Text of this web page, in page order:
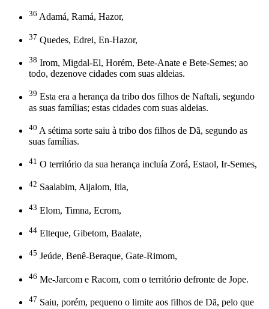
36 Adamá, Ramá, Hazor,
37 Quedes, Edrei, En-Hazor,
38 Irom, Migdal-El, Horém, Bete-Anate e Bete-Semes; ao
todo, dezenove cidades com suas aldeias.
39 Esta era a herança da tribo dos filhos de Naftali, segundo
as suas famílias; estas cidades com suas aldeias.
40 A sétima sorte saiu à tribo dos filhos de Dã, segundo as
suas famílias.
41 O território da sua herança incluía Zorá, Estaol, Ir-Semes,
42 Saalabim, Aijalom, Itla,
43 Elom, Timna, Ecrom,
44 Elteque, Gibetom, Baalate,
45 Jeúde, Benê-Beraque, Gate-Rimom,
46 Me-Jarcom e Racom, com o território defronte de Jope.
47 Saiu, porém, pequeno o limite aos filhos de Dã, pelo que